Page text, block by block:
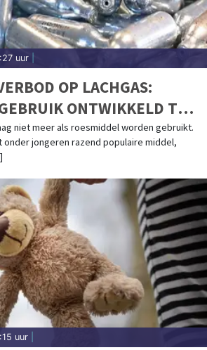
uur
OP LACHGAS:
ONTWIKKELD TOT
niet meer als roesmiddel worden gebruikt.
jongeren razend populaire middel,
uur